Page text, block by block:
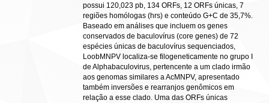
possui 120,023 pb, 134 ORFs, 12 ORFs únicas, 7
regiões homólogas (hrs) e conteúdo G+C de 35,7%.
Baseado em análises que incluem os genes
conservados de baculovírus (core genes) de 72
espécies únicas de baculovírus sequenciados,
LoobMNPV localiza-se filogeneticamente no grupo I
de Alphabaculovirus, pertencente a um clado irmão
aos genomas similares a AcMNPV, apresentado
também inversões e rearranjos genômicos em
relação a esse clado. Uma das ORFs únicas